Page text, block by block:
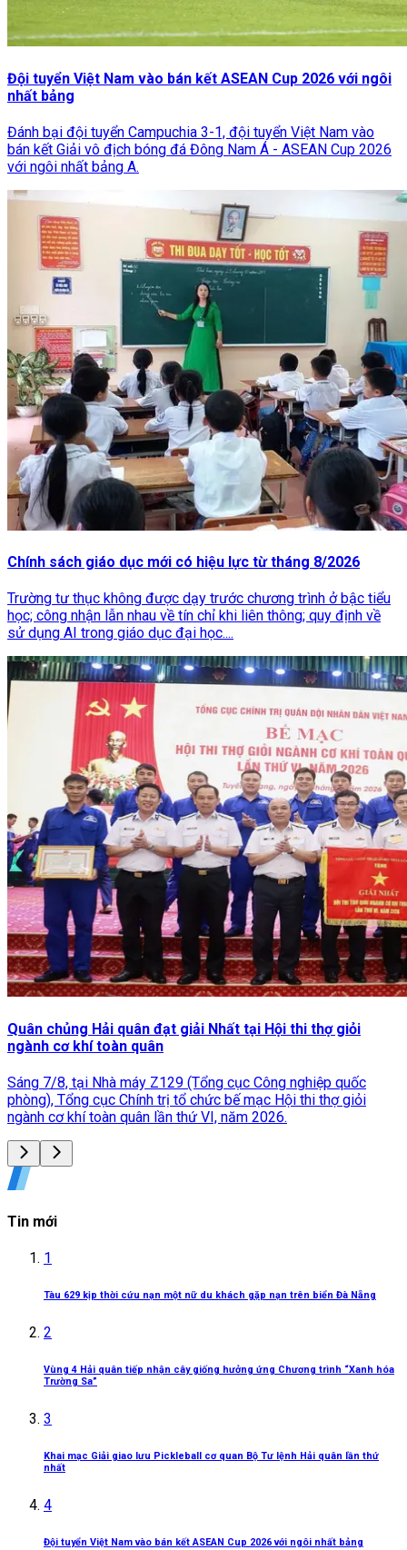
Tin mới
1
Tàu 629 kịp thời cứu nạn một nữ du khách gặp nạn trên biển Đà Nẵng
2
Vùng 4 Hải quân tiếp nhận cây giống hưởng ứng Chương trình “Xanh hóa
Trường Sa”
3
Khai mạc Giải giao lưu Pickleball cơ quan Bộ Tư lệnh Hải quân lần thứ
nhất
4
Đội tuyển Việt Nam vào bán kết ASEAN Cup 2026 với ngôi nhất bảng